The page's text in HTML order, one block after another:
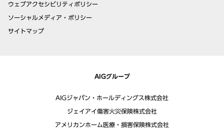
ウェブアクセシビリティポリシー
ソーシャルメディア・ポリシー
サイトマップ
AIGグループ
AIGジャパン・ホールディングス株式会社
ジェイアイ傷害火災保険株式会社
アメリカンホーム医療・損害保険株式会社